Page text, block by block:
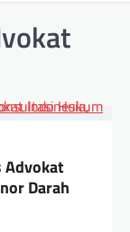
Advokat
Darah